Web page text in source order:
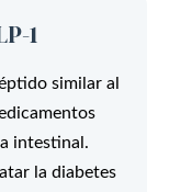
1
similar al
intestinal.
la diabetes